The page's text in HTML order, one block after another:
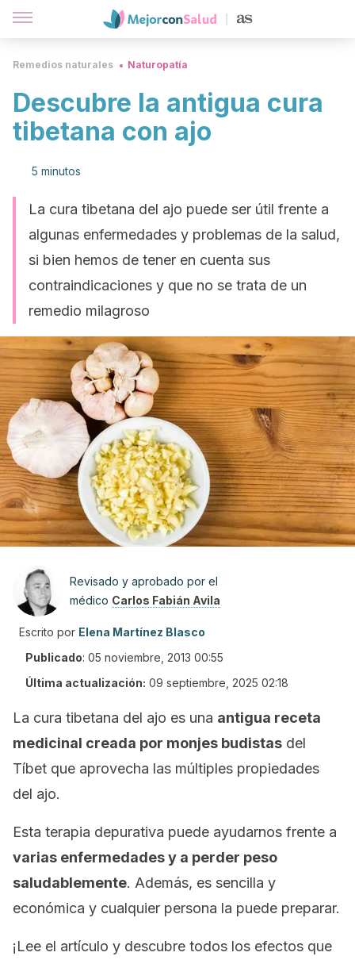
Remedios naturales Naturopatía
Descubre la antigua cura
tibetana con ajo
5 minutos
La cura tibetana del ajo puede ser útil frente a
algunas enfermedades y problemas de la salud,
si bien hemos de tener en cuenta sus
contraindicaciones y que no se trata de un
remedio milagroso
Revisado y aprobado por el
médico Carlos Fabián Avila
Escrito por Elena Martínez Blasco
Publicado: 05 noviembre, 2013 00:55
Última actualización: 09 septiembre, 2025 02:18
La cura tibetana del ajo es una antigua receta
medicinal creada por monjes budistas del
Tíbet que aprovecha las múltiples propiedades
del ajo.
Esta terapia depurativa puede ayudarnos frente a
varias enfermedades y a perder peso
saludablemente. Además, es sencilla y
económica y cualquier persona la puede preparar.
¡Lee el artículo y descubre todos los efectos que